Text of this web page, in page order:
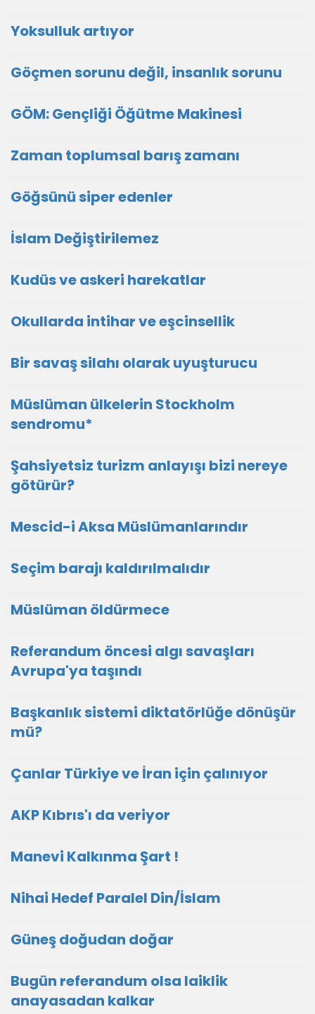
Yoksulluk artıyor
Göçmen sorunu değil, insanlık sorunu
GÖM: Gençliği Öğütme Makinesi
Zaman toplumsal barış zamanı
Göğsünü siper edenler
İslam Değiştirilemez
Kudüs ve askeri harekatlar
Okullarda intihar ve eşcinsellik
Bir savaş silahı olarak uyuşturucu
Müslüman ülkelerin Stockholm
sendromu*
Şahsiyetsiz turizm anlayışı bizi nereye
götürür?
Mescid-i Aksa Müslümanlarındır
Seçim barajı kaldırılmalıdır
Müslüman öldürmece
Referandum öncesi algı savaşları
Avrupa'ya taşındı
Başkanlık sistemi diktatörlüğe dönüşür
mü?
Çanlar Türkiye ve İran için çalınıyor
AKP Kıbrıs'ı da veriyor
Manevi Kalkınma Şart !
Nihai Hedef Paralel Din/İslam
Güneş doğudan doğar
Bugün referandum olsa laiklik
anayasadan kalkar